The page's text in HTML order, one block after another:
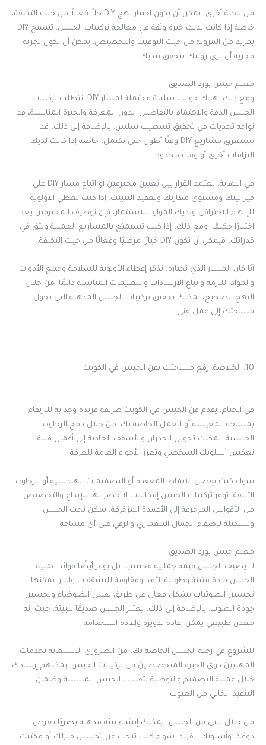
من ناحية أخرى، يمكن أن يكون اختيار نهج DIY حلاً فعالاً من حيث التكلفة،
خاصة إذا كانت لديك خبرة وثقة في معالجة تركيبات الجبس. تسمح DIY
بمزيد من المرونة من حيث التوقيت والتخصيص. يمكن أن تكون تجربة
مجزية أن ترى رؤيتك تتحقق بيديك.
معلم جبس بورد الصديق
ومع ذلك، هناك جوانب سلبية محتملة لمسار DIY. تتطلب تركيبات
الجبس الدقة والاهتمام بالتفاصيل. بدون المعرفة والخبرة المناسبة، قد
تواجه تحديات في تحقيق تشطيب سلس. بالإضافة إلى ذلك، قد
تستغرق مشاريع DIY وقتًا أطول حتى تكتمل، خاصة إذا كانت لديك
التزامات أخرى أو وقت محدود.
في النهاية، يعتمد القرار بين تعيين محترفين أو اتباع مسار DIY على
ميزانيتك ومستوى مهارتك وتعقيد التثبيت. إذا كنت تعطي الأولوية
للإنهاء الاحترافي ولديك الموارد للاستثمار، فإن توظيف المحترفين يعد
اختيارًا حكيمًا. ومع ذلك، إذا كنت تستمتع بالمشاريع العملية وتثق في
قدراتك، فيمكن أن تكون DIY خيارًا مرضيًا وفعالًا من حيث التكلفة.
أيًا كان المسار الذي تختاره، تذكر إعطاء الأولوية للسلامة وجمع الأدوات
والمواد اللازمة واتباع الإرشادات والتعليمات المناسبة دائمًا. من خلال
النهج الصحيح، يمكنك تحقيق تركيبات الجبس المذهلة التي تحول
مساحتك إلى عمل فني.
10. الخلاصة: رفع مساحتك بفن الجبس في الكويت
في الختام، يقدم فن الجبس في الكويت طريقة فريدة وجذابة للارتقاء
بمساحة المعيشة أو العمل الخاصة بك. من خلال دمج الزخارف
الجبسية، يمكنك تحويل الجدران والأسقف العادية إلى أعمال فنية
تعكس أسلوبك الشخصي وتعزز الأجواء العامة للغرفة.
سواء كنت تفضل الأنماط المعقدة أو التصميمات الهندسية أو الزخارف
الأنيقة، توفر تركيبات الجبس إمكانيات لا حصر لها للإبداع والتخصيص.
من الأقواس المزخرفة إلى الأعمدة المزخرفة، يمكن نحت الجبس
وتشكيله لإضفاء الجمال المعماري والرقي على أي مساحة.
معلم جبس بورد الصديق
لا يضيف الجبس قيمة جمالية فحسب، بل يوفر أيضًا فوائد عملية.
الجبس مادة متينة وطويلة الأمد ومقاومة للتشققات والنار. يمكنها
تحسين الصوتيات بشكل فعال عن طريق تقليل الضوضاء وتحسين
جودة الصوت. بالإضافة إلى ذلك، يعتبر الجبس صديقًا للبيئة، حيث إنه
معدن طبيعي يمكن إعادة تدويره وإعادة استخدامه.
للشروع في رحلة الجبس الخاصة بك، من الضروري الاستعانة بخدمات
المهنيين ذوي الخبرة المتخصصين في تركيبات الجبس. يمكنهم إرشادك
خلال عملية التصميم والتوصية بتقنيات الجبس المناسبة وضمان
التنفيذ الخالي من العيوب.
من خلال تبني فن الجبس، يمكنك إنشاء بيئة مذهلة بصريًا تعرض
ذوقك وأسلوبك الفريد. سواء كنت تبحث عن تحسين منزلك أو مكتبك